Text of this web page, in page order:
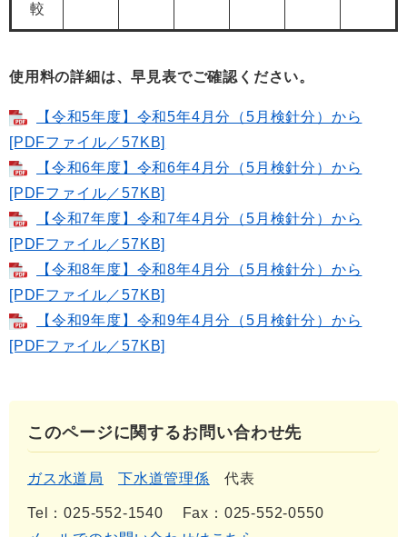
較
使用料の詳細は、早見表でご確認ください。
【令和5年度】令和5年4月分（5月検針分）から
[PDFファイル／57KB]
【令和6年度】令和6年4月分（5月検針分）から
[PDFファイル／57KB]
【令和7年度】令和7年4月分（5月検針分）から
[PDFファイル／57KB]
【令和8年度】令和8年4月分（5月検針分）から
[PDFファイル／57KB]
【令和9年度】令和9年4月分（5月検針分）から
[PDFファイル／57KB]
このページに関するお問い合わせ先
ガス水道局 下水道管理係 代表
Tel：025-552-1540
Fax：025-552-0550